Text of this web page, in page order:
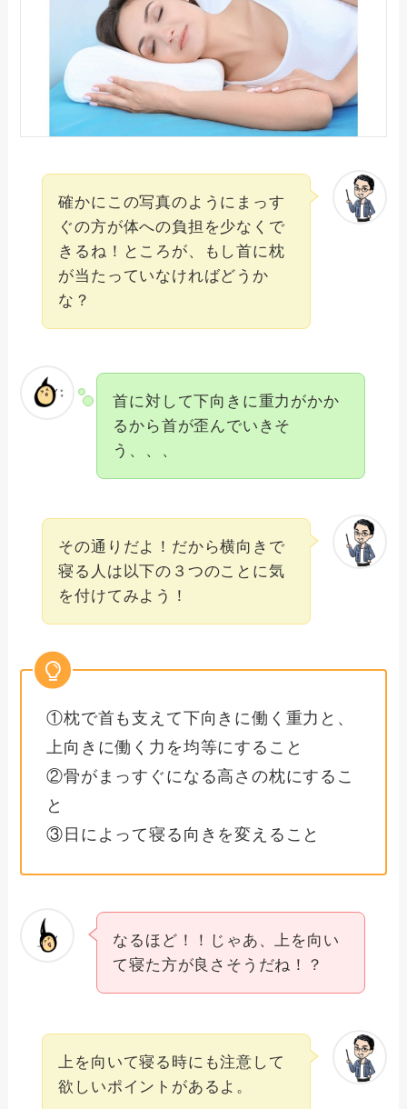
確かにこの写真のようにまっす
ぐの方が体への負担を少なくで
きるね！ところが、もし首に枕
が当たっていなければどうか
な？
首に対して下向きに重力がかか
るから首が歪んでいきそ
う、、、
その通りだよ！だから横向きで
寝る人は以下の３つのことに気
を付けてみよう！
①枕で首も支えて下向きに働く重力と、
上向きに働く力を均等にすること
②骨がまっすぐになる高さの枕にするこ
と
③日によって寝る向きを変えること
なるほど！！じゃあ、上を向い
て寝た方が良さそうだね！？
上を向いて寝る時にも注意して
欲しいポイントがあるよ。